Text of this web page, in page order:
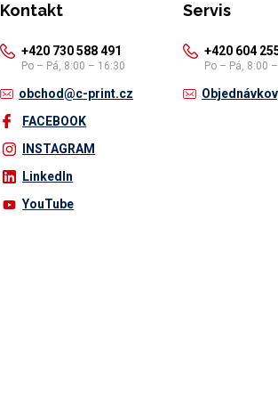
Kontakt
+420 730 588 491
Po – Pá, 8:00 – 16:30
obchod@c-print.cz
FACEBOOK
INSTAGRAM
LinkedIn
YouTube
Servis
+420 604
Po – Pá, 8:00